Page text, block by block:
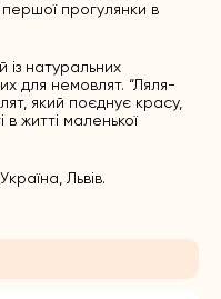
прогулянки в
натуральних
для немовлят. “Ляля-
який поєднує красу,
в житті маленької
Львів.